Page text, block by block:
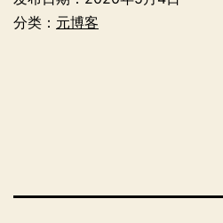
分类： 元博客